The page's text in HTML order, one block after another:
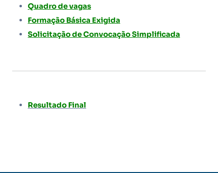
Quadro de vagas
Formação Básica Exigida
Solicitação de Convocação Simplificada
Resultado Final